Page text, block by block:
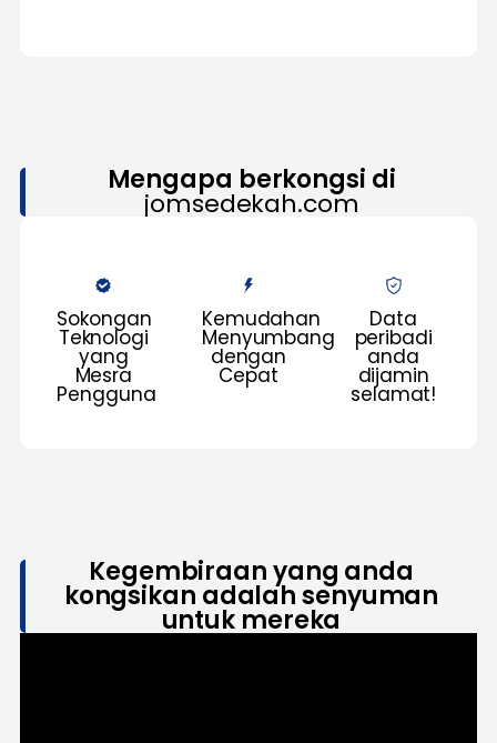
Mengapa berkongsi di
jomsedekah.com
Sokongan
Teknologi
yang
Mesra
Pengguna
Kemudahan
Menyumbang
dengan
Cepat
Data
peribadi
anda
dijamin
selamat!
Kegembiraan yang anda
kongsikan adalah senyuman
untuk mereka